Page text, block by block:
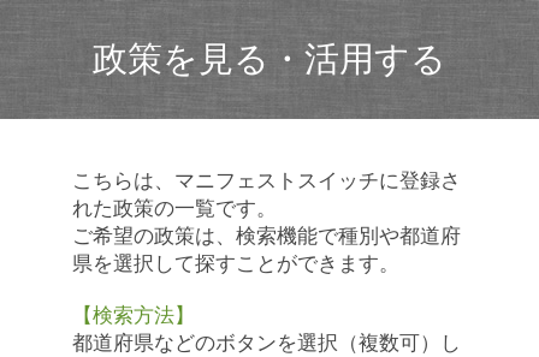
政策を見る・活用する
こちらは、マニフェストスイッチに登録さ
れた政策の一覧です。
ご希望の政策は、検索機能で種別や都道府
県を選択して探すことができます。
【検索方法】
都道府県などのボタンを選択（複数可）し